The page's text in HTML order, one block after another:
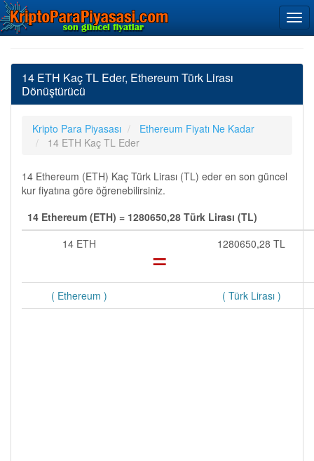
14 ETH Kaç TL Eder, Ethereum Türk Lirası
Dönüştürücü
Kripto Para Piyasası
Ethereum Fiyatı Ne Kadar
14 ETH Kaç TL Eder
14 Ethereum (ETH) Kaç Türk Lirası (TL) eder en son güncel
kur fiyatına göre öğrenebilirsiniz.
14 Ethereum (ETH) = 1280650,28 Türk Lirası (TL)
14 ETH
= 1280650,28 TL
( Ethereum ) ( Türk Lirası )